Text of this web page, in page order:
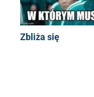
Zbliża się